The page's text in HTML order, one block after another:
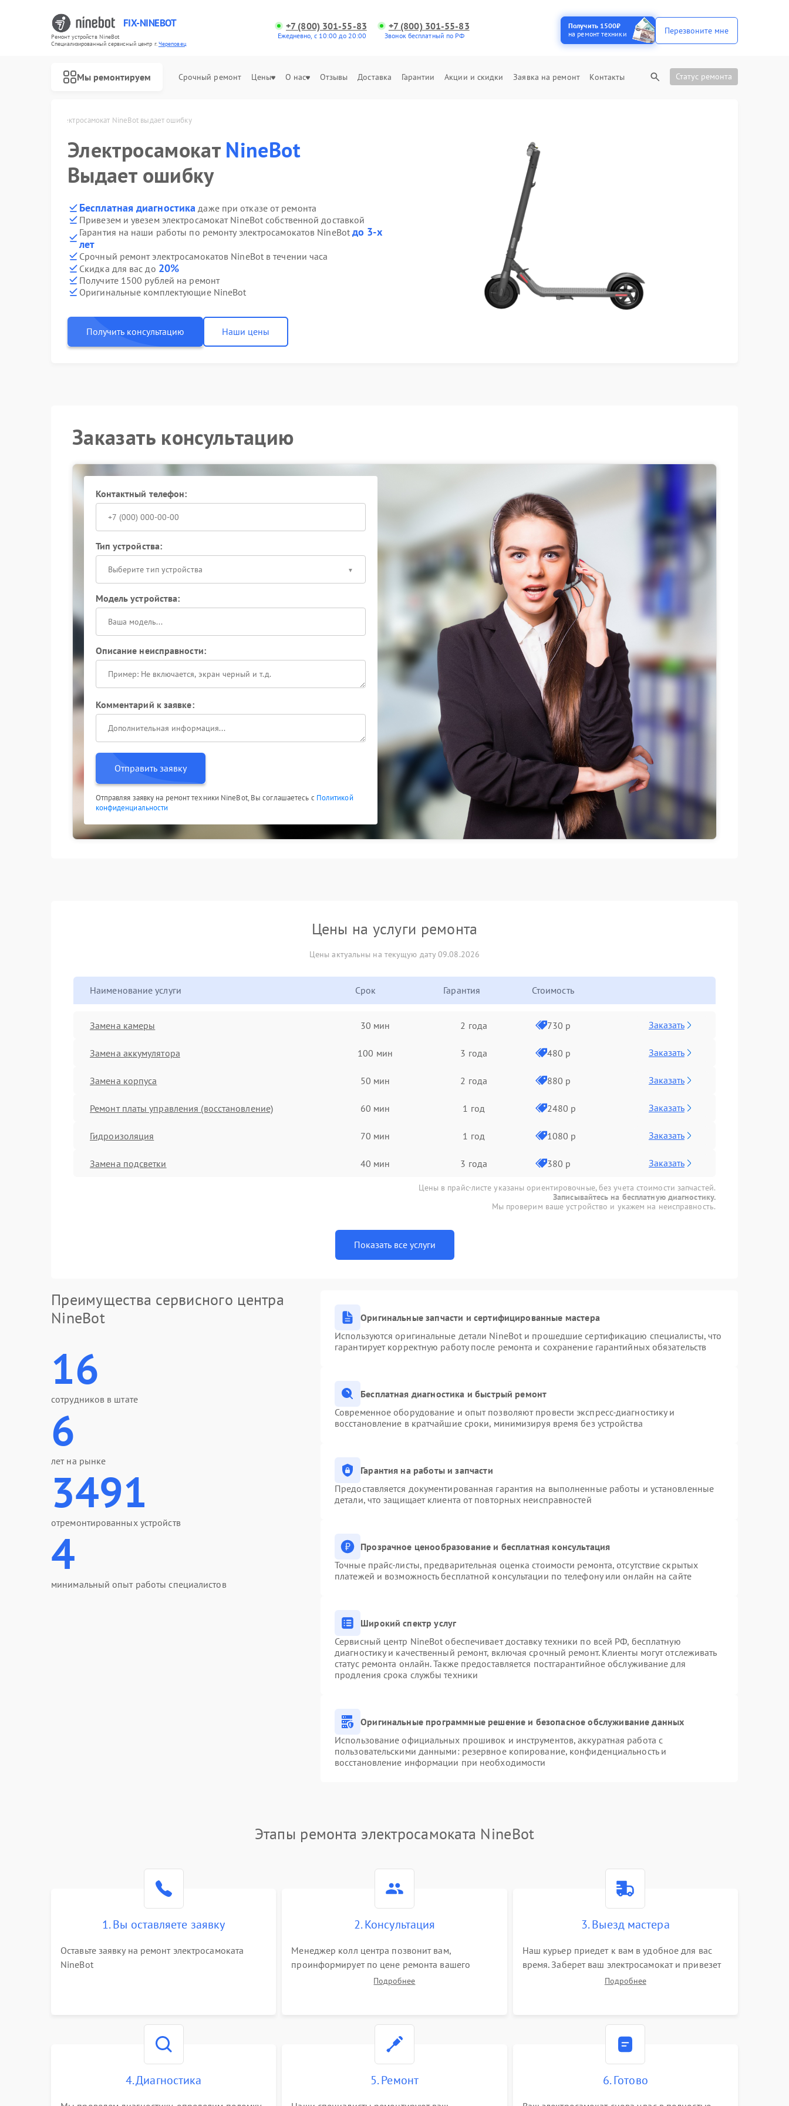
FIX-NINEBOT
Ремонт устройств NineBot
Специализированный cервисный центр г.Череповец
+7 (800) 301-55-83
Ежедневно, с 10:00 до 20:00
+7 (800) 301-55-83
Звонок бесплатный по РФ
Получить 1500₽
на ремонт техники
Перезвоните мне
Мы ремонтируем Срочный ремонт Цены О нас Отзывы Доставка Гарантии Акции и скидки Заявка на ремонт Контакты Статус ремонта
Электросамокат NineBot выдает ошибку
Электросамокат NineBot
Выдает ошибку
Бесплатная диагностика даже при отказе от ремонта
Привезем и увезем электросамокат NineBot собственной доставкой
Гарантия на наши работы по ремонту электросамокатов NineBot до 3-х
лет
Срочный ремонт электросамокатов NineBot в течении часа
Скидка для вас до 20%
Получите 1500 рублей на ремонт
Оригинальные комплектующие NineBot
Получить консультацию Наши цены
Заказать консультацию
Контактный телефон:
Тип устройства:
Выберите тип устройства
Модель устройства:
Описание неисправности:
Комментарий к заявке:
Отправить заявку
Отправляя заявку на ремонт техники NineBot, Вы соглашаетесь с Политикой
конфиденциальности
Цены на услуги ремонта
Цены актуальны на текущую дату 09.08.2026
Наименование услуги Срок Гарантия Стоимость
Замена камеры 30 мин 2 года 730 р Заказать
Замена аккумулятора 100 мин 3 года 480 р Заказать
Замена корпуса 50 мин 2 года 880 р Заказать
Ремонт платы управления (восстановление) 60 мин 1 год 2480 р Заказать
Гидроизоляция 70 мин 1 год 1080 р Заказать
Замена подсветки 40 мин 3 года 380 р Заказать
Цены в прайс-листе указаны ориентировочные, без учета стоимости запчастей.
Записывайтесь на бесплатную диагностику.
Мы проверим ваше устройство и укажем на неисправность.
Показать все услуги
Преимущества сервисного центра
NineBot
16
сотрудников в штате
6
лет на рынке
3491
отремонтированных устройств
4
минимальный опыт работы специалистов
Оригинальные запчасти и сертифицированные мастера
Используются оригинальные детали NineBot и прошедшие сертификацию специалисты, что
гарантирует корректную работу после ремонта и сохранение гарантийных обязательств
Бесплатная диагностика и быстрый ремонт
Современное оборудование и опыт позволяют провести экспресс-диагностику и
восстановление в кратчайшие сроки, минимизируя время без устройства
Гарантия на работы и запчасти
Предоставляется документированная гарантия на выполненные работы и установленные
детали, что защищает клиента от повторных неисправностей
Прозрачное ценообразование и бесплатная консультация
Точные прайс-листы, предварительная оценка стоимости ремонта, отсутствие скрытых
платежей и возможность бесплатной консультации по телефону или онлайн на сайте
Широкий спектр услуг
Сервисный центр NineBot обеспечивает доставку техники по всей РФ, бесплатную
диагностику и качественный ремонт, включая срочный ремонт. Клиенты могут отслеживать
статус ремонта онлайн. Также предоставляется постгарантийное обслуживание для
продления срока службы техники
Оригинальные программные решение и безопасное обслуживание данных
Использование официальных прошивок и инструментов, аккуратная работа с
пользовательскими данными: резервное копирование, конфиденциальность и
восстановление информации при необходимости
Этапы ремонта электросамоката NineBot
1. Вы оставляете заявку
Оставьте заявку на ремонт электросамоката
NineBot
2. Консультация
Менеджер колл центра позвонит вам,
проинформирует по цене ремонта вашего
электросамоката а также ответит на все ваши
Подробнее
3. Выезд мастера
Наш курьер приедет к вам в удобное для вас
время. Заберет ваш электросамокат и привезет
на склад для диагностики.
Подробнее
4. Диагностика 5. Ремонт 6. Готово